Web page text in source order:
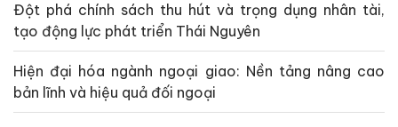
Đột phá chính sách thu hút và trọng dụng nhân tài,
tạo động lực phát triển Thái Nguyên
Hiện đại hóa ngành ngoại giao: Nền tảng nâng cao
bản lĩnh và hiệu quả đối ngoại